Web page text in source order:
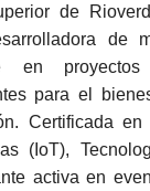
de
de
en
para el
Certificada en
(IoT),
activa en